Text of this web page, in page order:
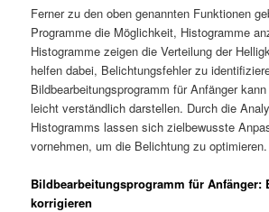
Ferner zu den oben genannten Funktionen
Programme die Möglichkeit, Histogramme
Histogramme zeigen die Verteilung der
helfen dabei, Belichtungsfehler zu
Bildbearbeitungsprogramm für Anfänger
leicht verständlich darstellen. Durch die
Histogramms lassen sich zielbewusste
vornehmen, um die Belichtung zu optimieren.
Bildbearbeitungsprogramm für Anfänger:
korrigieren